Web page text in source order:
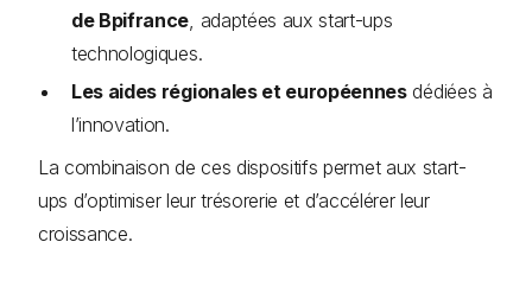
de Bpifrance , adaptées aux start-ups
technologiques.
Les aides régionales et européennesdédiées à
l’innovation.
La combinaison de ces dispositifs permet aux start-
ups d’optimiser leur trésorerie et d’accélérer leur
croissance.